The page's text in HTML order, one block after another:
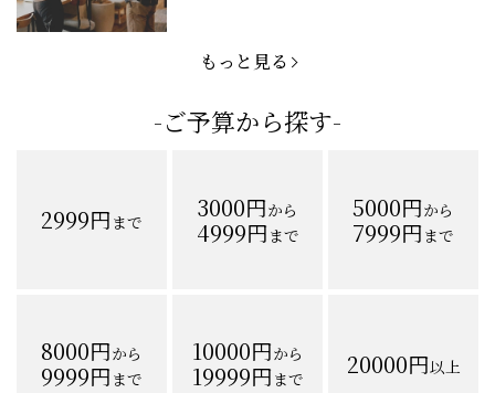
もっと見る
-ご予算から探す-
2999円まで 3000円から
4999円まで
5000円から
7999円まで
8000円から
9999円まで
10000円から
19999円まで 20000円以上